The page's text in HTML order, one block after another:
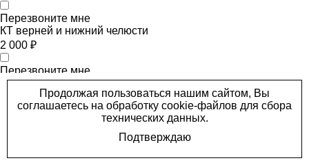
Перезвоните мне
КТ верней и нижний челюсти
2 000 ₽
Перезвоните мне
КТ ВНЧС (один сустав) с открытым и закрытым ртом
(запись на CD)
1 700 ₽
1 500 ₽